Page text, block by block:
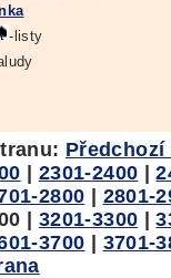
-listy
Předchozí
| 2301-2400 |
2800 | 2801-
| 3201-3300 |
3700 | 3701-